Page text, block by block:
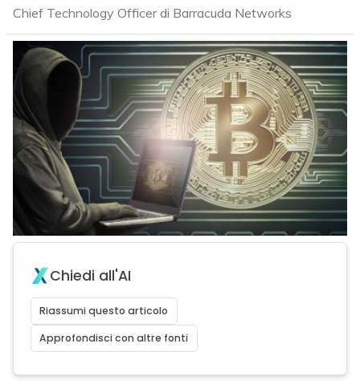
Chief Technology Officer di Barracuda Networks
Chiedi all'AI
Riassumi questo articolo
Approfondisci con altre fonti